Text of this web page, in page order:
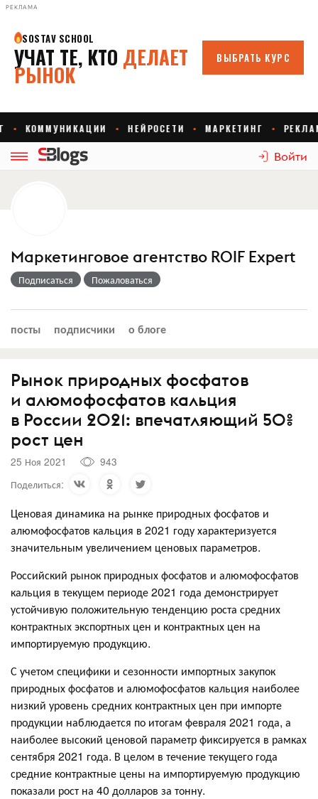
РЕКЛАМА
Войти
Маркетинговое агентство ROIF Expert
Подписаться Пожаловаться
посты подписчики о блоге
Рынок природных фосфатов
и алюмофосфатов кальция
в России 2021: впечатляющий 50%
рост цен
25 Ноя 2021
943
Поделиться:
Ценовая динамика на рынке природных фосфатов и
алюмофосфатов кальция в 2021 году характеризуется
значительным увеличением ценовых параметров.
Российский рынок природных фосфатов и алюмофосфатов
кальция в текущем периоде 2021 года демонстрирует
устойчивую положительную тенденцию роста средних
контрактных экспортных цен и контрактных цен на
импортируемую продукцию.
С учетом специфики и сезонности импортных закупок
природных фосфатов и алюмофосфатов кальция наиболее
низкий уровень средних контрактных цен при импорте
продукции наблюдается по итогам февраля 2021 года, а
наиболее высокий ценовой параметр фиксируется в рамках
сентября 2021 года. В целом в течение текущего года
средние контрактные цены на импортируемую продукцию
показали рост на 40 долларов за тонну.